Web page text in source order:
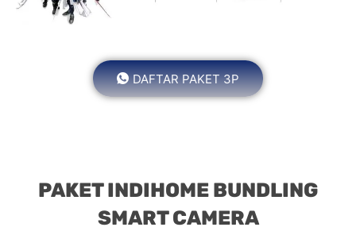
DAFTAR PAKET 3P
PAKET INDIHOME BUNDLING
SMART CAMERA